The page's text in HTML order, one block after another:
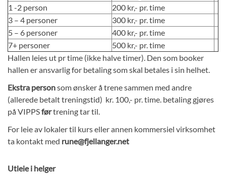
PENSJONAT
BOOKING
TANNPUSS
FYSIOTERAPI OG REHABLITERING
HUNDEFRISØR
PENSJONATBETINGELSER
KURS & TRENING
VALPEKURS
VALPEKURS ONLINE
1 -2 person
200 kr,- pr. time
3 – 4 personer
300 kr,- pr. time
5 – 6 personer
400 kr,- pr. time
7+ personer
500 kr,- pr. time
Hallen leies ut pr time (ikke halve timer). Den som booker
hallen er ansvarlig for betaling som skal betales i sin helhet.
Ekstra personsom ønsker å trene sammen med andre
(allerede betalt treningstid) kr. 100,- pr. time. betaling gjøres
på VIPPSførtrening tar til.
For leie av lokaler til kurs eller annen kommersiel virksomhet
ta kontakt med rune@fjellanger.net
Utleie i helger